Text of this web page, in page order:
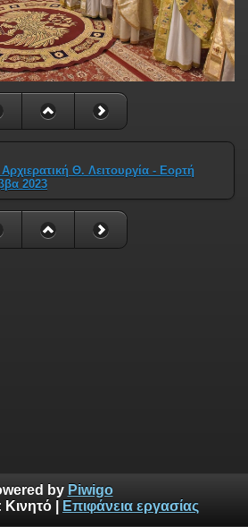
Θ. Λειτουργία - Εορτή
2023
by Piwigo
Κινητό Επιφάνεια εργασίας